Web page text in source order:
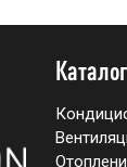
Каталог